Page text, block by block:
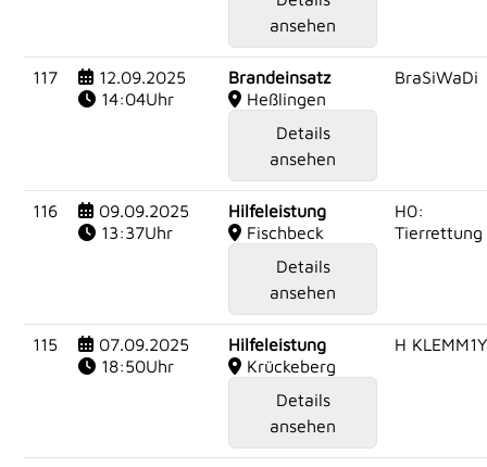
ansehen
117
12.09.2025
14:04Uhr
Brandeinsatz
Heßlingen
Details
ansehen
BraSiWaDi
116
09.09.2025
13:37Uhr
Hilfeleistung
Fischbeck
Details
ansehen
H0:
Tierrettung
115
07.09.2025
18:50Uhr
Hilfeleistung
Krückeberg
Details
ansehen
H KLEMM1Y